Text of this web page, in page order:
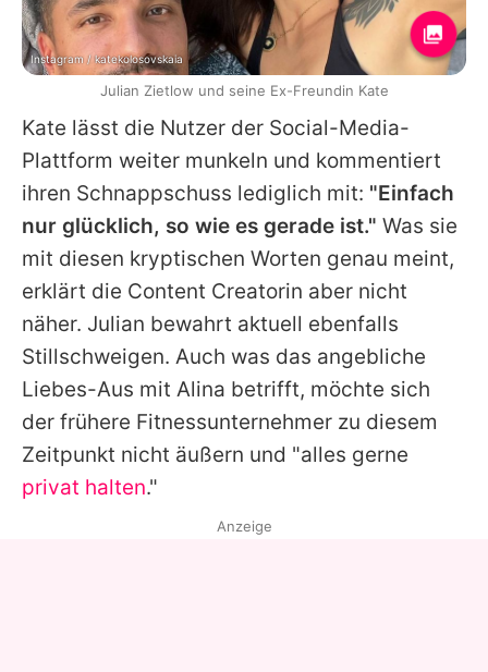
Kate lässt die Nutzer der Social-Media-
Plattform weiter munkeln und kommentiert
ihren Schnappschuss lediglich mit: "Einfach
nur glücklich, so wie es gerade ist." Was sie
mit diesen kryptischen Worten genau meint,
erklärt die Content Creatorin aber nicht
näher. Julian bewahrt aktuell ebenfalls
Stillschweigen. Auch was das angebliche
Liebes-Aus mit Alina betrifft, möchte sich
der frühere Fitnessunternehmer zu diesem
Zeitpunkt nicht äußern und "alles gerne
privat halten."
Instagram / katekolosovskaia
Julian Zietlow und seine Ex-Freundin Kate
Anzeige